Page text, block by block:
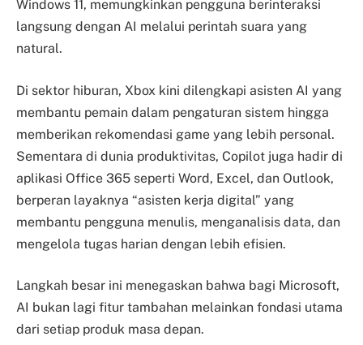
Windows 11, memungkinkan pengguna berinteraksi
langsung dengan AI melalui perintah suara yang
natural.
Di sektor hiburan, Xbox kini dilengkapi asisten AI yang
membantu pemain dalam pengaturan sistem hingga
memberikan rekomendasi game yang lebih personal.
Sementara di dunia produktivitas, Copilot juga hadir di
aplikasi Office 365 seperti Word, Excel, dan Outlook,
berperan layaknya “asisten kerja digital” yang
membantu pengguna menulis, menganalisis data, dan
mengelola tugas harian dengan lebih efisien.
Langkah besar ini menegaskan bahwa bagi Microsoft,
AI bukan lagi fitur tambahan melainkan fondasi utama
dari setiap produk masa depan.